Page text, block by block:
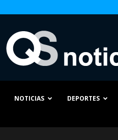
NOTICIAS DEPORTES